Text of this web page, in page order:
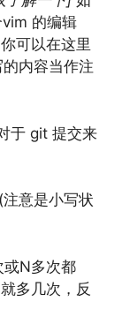
的编辑
可以在这里
内容当作注
于 git 提交来
意是小写状
或N多次都
多几次，反